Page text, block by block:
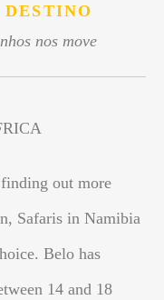
nos move
out more
Safaris in Namibia
Belo has
14 and 18